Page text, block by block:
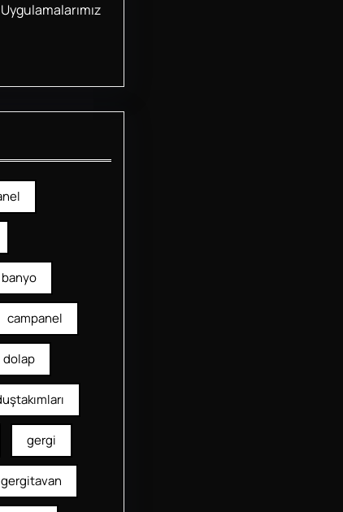
banyo
campanel
dolap
gergi
gergitavan